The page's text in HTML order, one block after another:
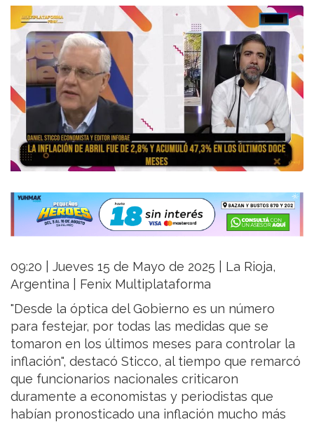
09:20 | Jueves 15 de Mayo de 2025 | La Rioja,
Argentina | Fenix Multiplataforma
"Desde la óptica del Gobierno es un número
para festejar, por todas las medidas que se
tomaron en los últimos meses para controlar la
inflación", destacó Sticco, al tiempo que remarcó
que funcionarios nacionales criticaron
duramente a economistas y periodistas que
habían pronosticado una inflación mucho más